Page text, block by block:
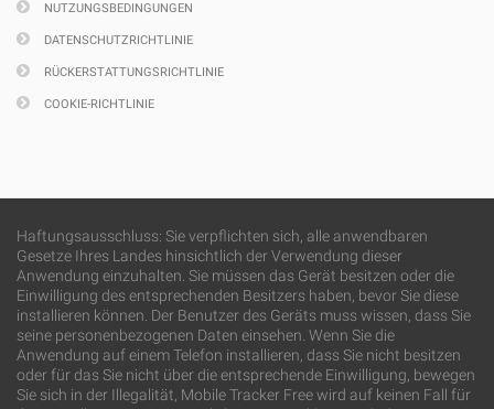
NUTZUNGSBEDINGUNGEN
DATENSCHUTZRICHTLINIE
RÜCKERSTATTUNGSRICHTLINIE
COOKIE-RICHTLINIE
Haftungsausschluss: Sie verpflichten sich, alle anwendbaren
Gesetze Ihres Landes hinsichtlich der Verwendung dieser
Anwendung einzuhalten. Sie müssen das Gerät besitzen oder die
Einwilligung des entsprechenden Besitzers haben, bevor Sie diese
installieren können. Der Benutzer des Geräts muss wissen, dass Sie
seine personenbezogenen Daten einsehen. Wenn Sie die
Anwendung auf einem Telefon installieren, dass Sie nicht besitzen
oder für das Sie nicht über die entsprechende Einwilligung, bewegen
Sie sich in der Illegalität, Mobile Tracker Free wird auf keinen Fall für